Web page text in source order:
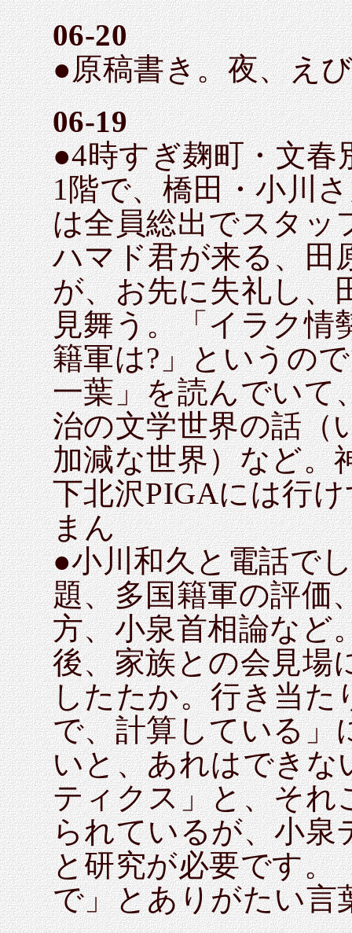
06-20
●原稿書き。夜、え
06-19
●4時すぎ麹町・文春
1階で、橋田・小川
は全員総出でスタッ
ハマド君が来る、田
が、お先に失礼し、
見舞う。「イラク
籍軍は?」というの
一葉」を読んでいて
治の文学世界の話（
加減な世界）など。
下北沢PIGAには行
まん
●小川和久と電話で
題、多国籍軍の評価
方、小泉首相論など
後、家族との会見場
したたか。行き当た
で、計算している」
いと、あれはできな
ティクス」と、それ
られているが、小泉
と研究が必要です。
で」とありがたい言